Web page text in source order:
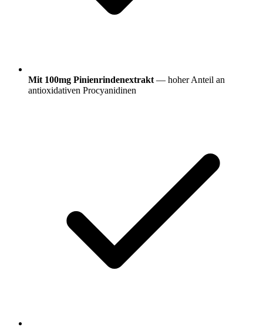
Mit 100mg Pinienrindenextrakt — hoher Anteil an
antioxidativen Procyanidinen